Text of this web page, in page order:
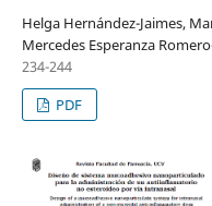
Helga Hernández-Jaimes,
Mercedes Esperanza
234-244
PDF